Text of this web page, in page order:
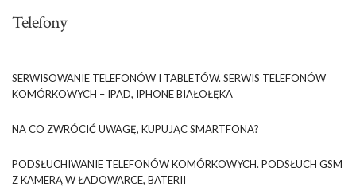
Telefony
SERWISOWANIE TELEFONÓW I TABLETÓW. SERWIS TELEFONÓW
KOMÓRKOWYCH – IPAD, IPHONE BIAŁOŁĘKA
NA CO ZWRÓCIĆ UWAGĘ, KUPUJĄC SMARTFONA?
PODSŁUCHIWANIE TELEFONÓW KOMÓRKOWYCH. PODSŁUCH GSM
Z KAMERĄ W ŁADOWARCE, BATERII